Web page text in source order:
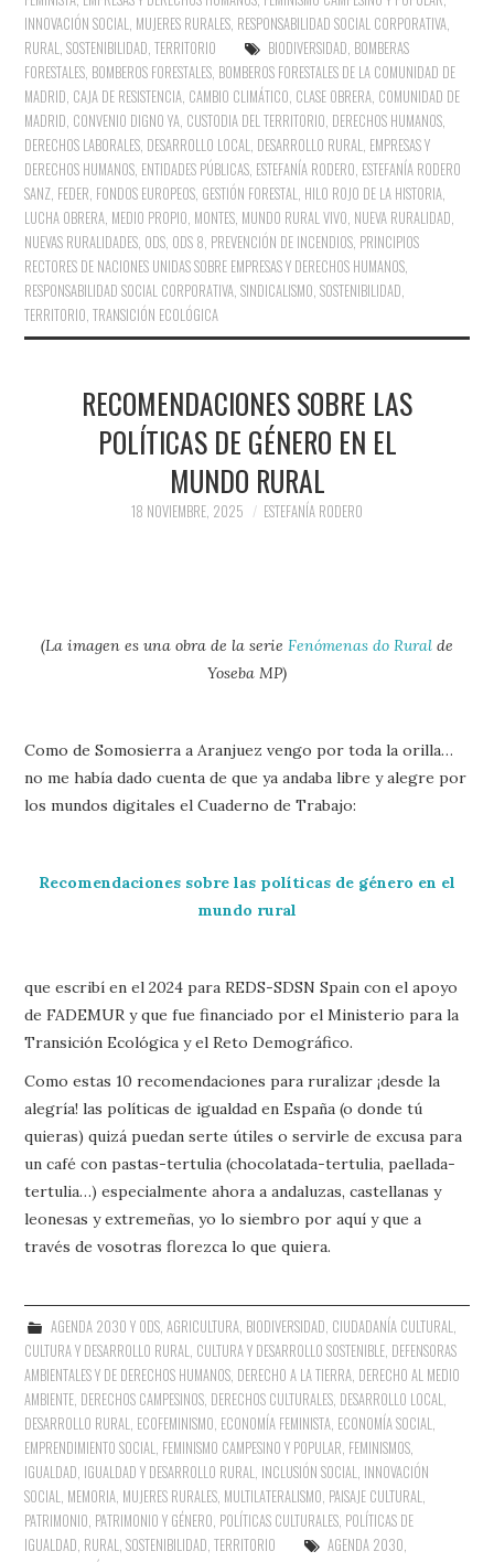
INNOVACIÓN SOCIAL, MUJERES RURALES, RESPONSABILIDAD SOCIAL CORPORATIVA,
RURAL,SOSTENIBILIDAD,TERRITORIO BIODIVERSIDAD, BOMBERAS
FORESTALES, BOMBEROS FORESTALES, BOMBEROS FORESTALES DE LA COMUNIDAD DE
MADRID, CAJA DE RESISTENCIA, CAMBIO CLIMÁTICO, CLASE OBRERA, COMUNIDAD DE
MADRID, CONVENIO DIGNO YA, CUSTODIA DEL TERRITORIO, DERECHOS HUMANOS,
DERECHOS LABORALES, DESARROLLO LOCAL, DESARROLLO RURAL, EMPRESAS Y
DERECHOS HUMANOS, ENTIDADES PÚBLICAS, ESTEFANÍA RODERO, ESTEFANÍA RODERO
SANZ, FEDER, FONDOS EUROPEOS, GESTIÓN FORESTAL, HILO ROJO DE LA HISTORIA,
LUCHA OBRERA, MEDIO PROPIO, MONTES, MUNDO RURAL VIVO, NUEVA RURALIDAD,
NUEVAS RURALIDADES, ODS, ODS 8, PREVENCIÓN DE INCENDIOS, PRINCIPIOS
RECTORES DE NACIONES UNIDAS SOBRE EMPRESAS Y DERECHOS HUMANOS,
RESPONSABILIDAD SOCIAL CORPORATIVA,SINDICALISMO,SOSTENIBILIDAD,
TERRITORIO,TRANSICIÓN ECOLÓGICA
RECOMENDACIONES SOBRE LAS
POLÍTICAS DE GÉNERO EN EL
MUNDO RURAL
18 NOVIEMBRE, 2025 ESTEFANÍA RODERO
(La imagen es una obra de la serie Fenómenas do Rural de
Yoseba MP)
Como de Somosierra a Aranjuez vengo por toda la orilla…
no me había dado cuenta de que ya andaba libre y alegre por
los mundos digitales el Cuaderno de Trabajo:
Recomendaciones sobre las políticas de género en el
mundo rural
que escribí en el 2024 para REDS-SDSN Spain con el apoyo
de FADEMUR y que fue financiado por el Ministerio para la
Transición Ecológica y el Reto Demográfico.
Como estas 10 recomendaciones para ruralizar ¡desde la
alegría! las políticas de igualdad en España (o donde tú
quieras) quizá puedan serte útiles o servirle de excusa para
un café con pastas-tertulia (chocolatada-tertulia, paellada-
tertulia…) especialmente ahora a andaluzas, castellanas y
leonesas y extremeñas, yo lo siembro por aquí y que a
través de vosotras florezca lo que quiera.
AGENDA 2030 Y ODS, AGRICULTURA, BIODIVERSIDAD CIUDADANÍA CULTURAL
CULTURA Y DESARROLLO RURAL CULTURA Y DESARROLLO SOSTENIBLE DEFENSORAS
AMBIENTALES Y DE DERECHOS HUMANOS DERECHO A LA TIERRA DERECHO AL MEDIO
AMBIENTE DERECHOS CAMPESINOS DERECHOS CULTURALES DESARROLLO LOCAL
DESARROLLO RURAL ECOFEMINISMO ECONOMÍA FEMINISTA ECONOMÍA SOCIAL
EMPRENDIMIENTO SOCIAL FEMINISMO CAMPESINO Y POPULAR FEMINISMOS
IGUALDAD IGUALDAD Y DESARROLLO RURAL INCLUSIÓN SOCIAL INNOVACIÓN
SOCIAL MEMORIA MUJERES RURALES MULTILATERALISMO PAISAJE CULTURAL
PATRIMONIO PATRIMONIO Y GÉNERO POLÍTICAS CULTURALES POLÍTICAS DE
IGUALDAD RURAL ,SOSTENIBILIDAD ,TERRITORIO AGENDA 2030